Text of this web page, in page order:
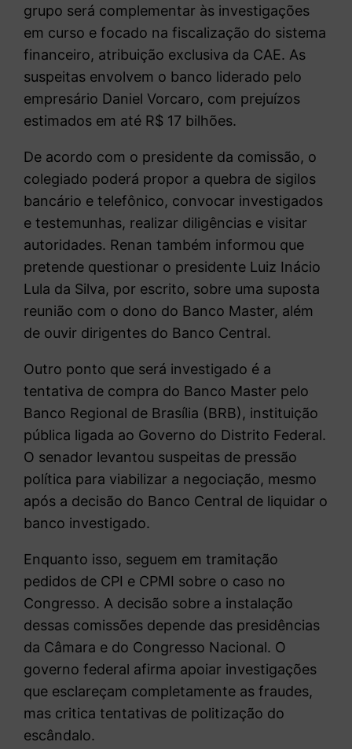
grupo será complementar às investigações
em curso e focado na fiscalização do sistema
financeiro, atribuição exclusiva da CAE. As
suspeitas envolvem o banco liderado pelo
empresário Daniel Vorcaro, com prejuízos
estimados em até R$ 17 bilhões.
De acordo com o presidente da comissão, o
colegiado poderá propor a quebra de sigilos
bancário e telefônico, convocar investigados
e testemunhas, realizar diligências e visitar
autoridades. Renan também informou que
pretende questionar o presidente Luiz Inácio
Lula da Silva, por escrito, sobre uma suposta
reunião com o dono do Banco Master, além
de ouvir dirigentes do Banco Central.
Outro ponto que será investigado é a
tentativa de compra do Banco Master pelo
Banco Regional de Brasília (BRB), instituição
pública ligada ao Governo do Distrito Federal.
O senador levantou suspeitas de pressão
política para viabilizar a negociação, mesmo
após a decisão do Banco Central de liquidar o
banco investigado.
Enquanto isso, seguem em tramitação
pedidos de CPI e CPMI sobre o caso no
Congresso. A decisão sobre a instalação
dessas comissões depende das presidências
da Câmara e do Congresso Nacional. O
governo federal afirma apoiar investigações
que esclareçam completamente as fraudes,
mas critica tentativas de politização do
escândalo.